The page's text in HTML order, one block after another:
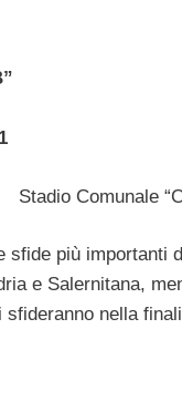
Stadio
sfide più importanti
e Salernitana,
nella